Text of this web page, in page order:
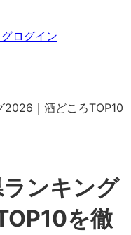
ログイン
2026｜酒どころTOP10
ンキング
を徹